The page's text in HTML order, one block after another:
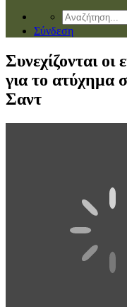
Σύνδεση
Συνεχίζονται οι
για το ατύχημα
Σαντ